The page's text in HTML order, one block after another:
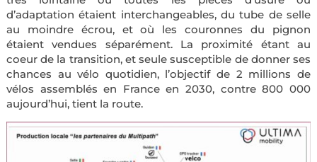
d’adaptation étaient interchangeables, du tube de selle
au moindre écrou, et où les couronnes du pignon
étaient vendues séparément. La proximité étant au
coeur de la transition, et seule susceptible de donner ses
chances au vélo quotidien, l’objectif de 2 millions de
vélos assemblés en France en 2030, contre 800 000
aujourd’hui, tient la route.